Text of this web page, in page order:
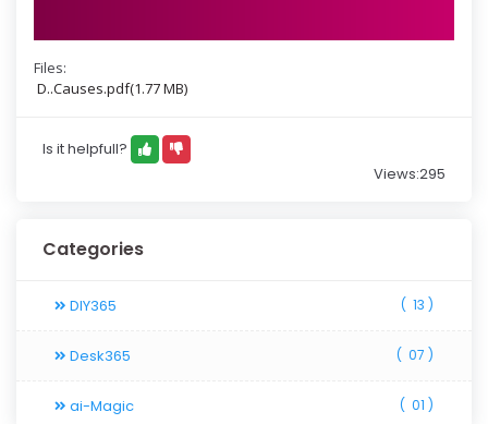
Files:
D..Causes.pdf(1.77 MB)
Is it helpfull?
Views:295
Categories
DIY365 ( 13 )
Desk365 ( 07 )
ai-Magic ( 01 )